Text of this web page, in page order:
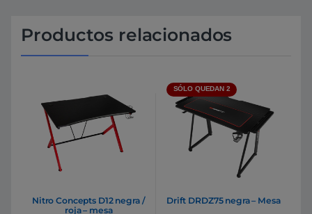
Productos relacionados
Nitro Concepts D12 negra /
roja – mesa
SÓLO QUEDAN 2
Drift DRDZ75 negra – Mesa